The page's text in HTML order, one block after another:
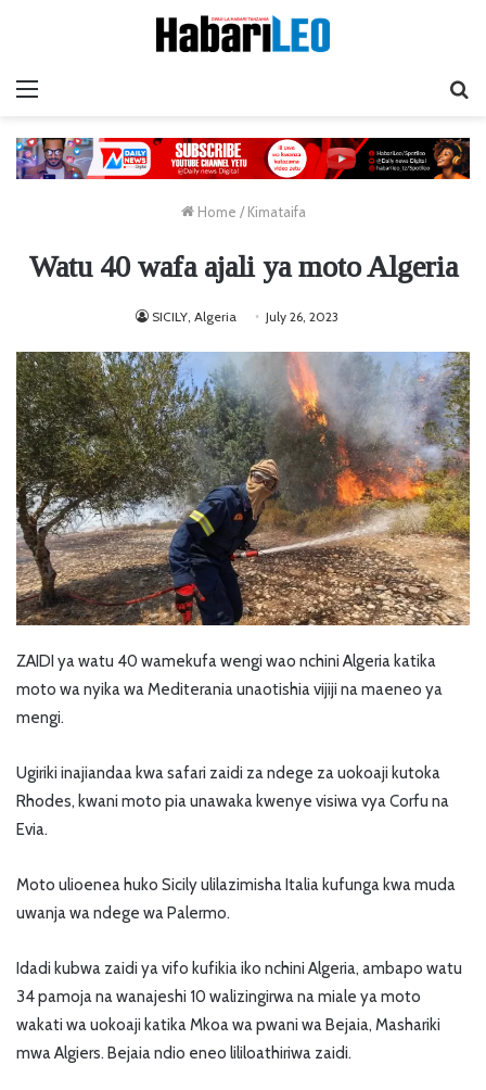
Home / Kimataifa
Watu 40 wafa ajali ya moto Algeria
SICILY, Algeria July 26, 2023
ZAIDI ya watu 40 wamekufa wengi wao nchini Algeria katika
moto wa nyika wa Mediterania unaotishia vijiji na maeneo ya
mengi.
Ugiriki inajiandaa kwa safari zaidi za ndege za uokoaji kutoka
Rhodes, kwani moto pia unawaka kwenye visiwa vya Corfu na
Evia.
Moto ulioenea huko Sicily ulilazimisha Italia kufunga kwa muda
uwanja wa ndege wa Palermo.
Idadi kubwa zaidi ya vifo kufikia iko nchini Algeria, ambapo watu
34 pamoja na wanajeshi 10 walizingirwa na miale ya moto
wakati wa uokoaji katika Mkoa wa pwani wa Bejaia, Mashariki
mwa Algiers. Bejaia ndio eneo lililoathiriwa zaidi.